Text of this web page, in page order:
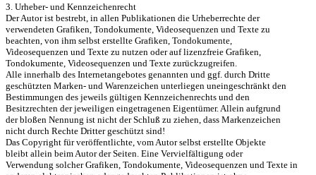
3. Urheber- und Kennzeichenrecht
Der Autor ist bestrebt, in allen Publikationen die Urheberrechte der
verwendeten Grafiken, Tondokumente, Videosequenzen und Texte zu
beachten, von ihm selbst erstellte Grafiken, Tondokumente,
Videosequenzen und Texte zu nutzen oder auf lizenzfreie Grafiken,
Tondokumente, Videosequenzen und Texte zurückzugreifen.
Alle innerhalb des Internetangebotes genannten und ggf. durch Dritte
geschützten Marken- und Warenzeichen unterliegen uneingeschränkt den
Bestimmungen des jeweils gültigen Kennzeichenrechts und den
Besitzrechten der jeweiligen eingetragenen Eigentümer. Allein aufgrund
der bloßen Nennung ist nicht der Schluß zu ziehen, dass Markenzeichen
nicht durch Rechte Dritter geschützt sind!
Das Copyright für veröffentlichte, vom Autor selbst erstellte Objekte
bleibt allein beim Autor der Seiten. Eine Vervielfältigung oder
Verwendung solcher Grafiken, Tondokumente, Videosequenzen und Texte in